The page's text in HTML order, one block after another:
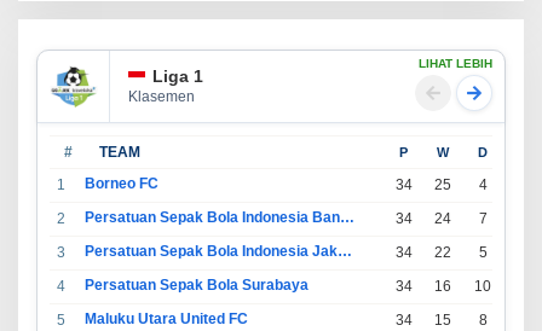
Liga 1
Klasemen
LIHAT LEBIH
# TEAM P W D
1 Borneo FC 34 25 4
2
Persatuan Sepak Bola Indonesia Bandung 34 24 7
3
Persatuan Sepak Bola Indonesia Jakarta 34 22 5
4
Persatuan Sepak Bola Surabaya 34 16 10
5
Maluku Utara United FC 34 15 8